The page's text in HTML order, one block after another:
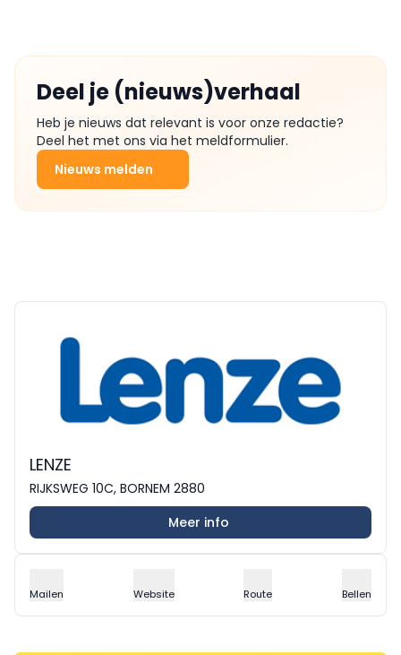
Deel je (nieuws)verhaal
Heb je nieuws dat relevant is voor onze redactie?
Deel het met ons via het meldformulier.
Nieuws melden
LENZE
RIJKSWEG 10C, BORNEM 2880
Meer info
Mailen Website Route Bellen